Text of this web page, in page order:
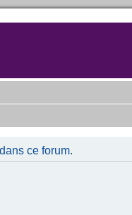
ce forum.